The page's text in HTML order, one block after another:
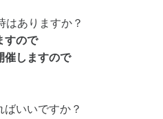
はありますか？
すので
催しますので
いいですか？